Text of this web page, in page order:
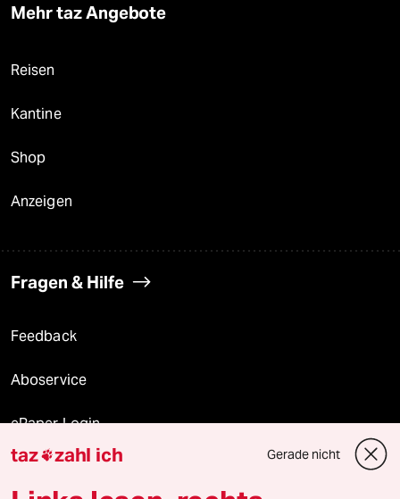
Mehr taz Angebote
Reisen
Kantine
Shop
Anzeigen
Fragen & Hilfe
Feedback
Aboservice
ePaper Login
Downloads für Abonnierende
taz zahl ich Gerade nicht